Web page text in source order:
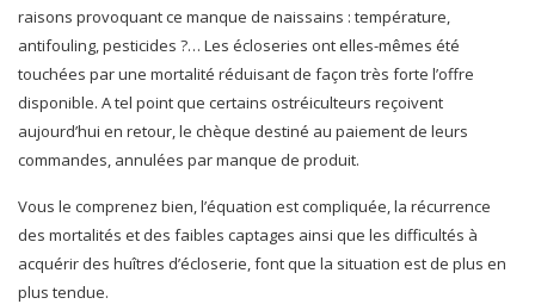
raisons provoquant ce manque de naissains : température,
antifouling, pesticides ?… Les écloseries ont elles-mêmes été
touchées par une mortalité réduisant de façon très forte l’offre
disponible. A tel point que certains ostréiculteurs reçoivent
aujourd’hui en retour, le chèque destiné au paiement de leurs
commandes, annulées par manque de produit.
Vous le comprenez bien, l’équation est compliquée, la récurrence
des mortalités et des faibles captages ainsi que les difficultés à
acquérir des huîtres d’écloserie, font que la situation est de plus en
plus tendue.